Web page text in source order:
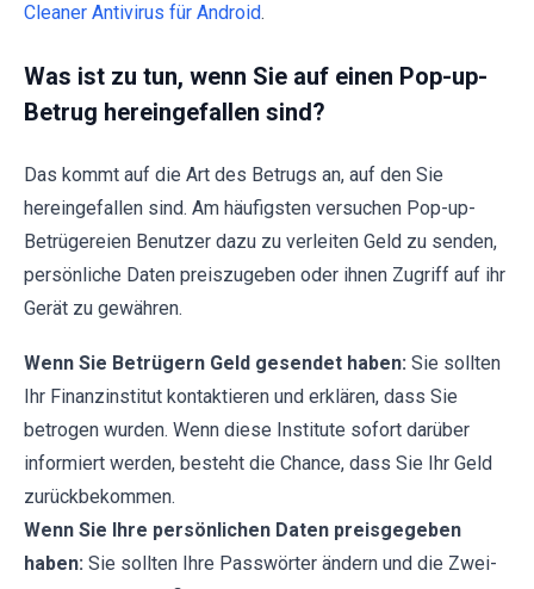
Cleaner Antivirus für Android.
Was ist zu tun, wenn Sie auf einen Pop-up-
Betrug hereingefallen sind?
Das kommt auf die Art des Betrugs an, auf den Sie
hereingefallen sind. Am häufigsten versuchen Pop-up-
Betrügereien Benutzer dazu zu verleiten Geld zu senden,
persönliche Daten preiszugeben oder ihnen Zugriff auf ihr
Gerät zu gewähren.
Wenn Sie Betrügern Geld gesendet haben: Sie sollten
Ihr Finanzinstitut kontaktieren und erklären, dass Sie
betrogen wurden. Wenn diese Institute sofort darüber
informiert werden, besteht die Chance, dass Sie Ihr Geld
zurückbekommen.
Wenn Sie Ihre persönlichen Daten preisgegeben
haben: Sie sollten Ihre Passwörter ändern und die Zwei-